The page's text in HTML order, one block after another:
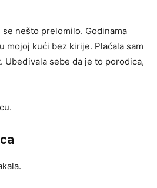
nešto prelomilo. Godinama
mojoj kući bez kirije. Plaćala sam
Ubeđivala sebe da je to porodica,